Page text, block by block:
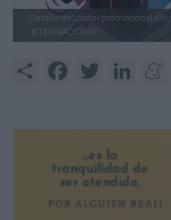
Detalle del cartel promocional
INTERNACIONAL
Share FacebookTwitter